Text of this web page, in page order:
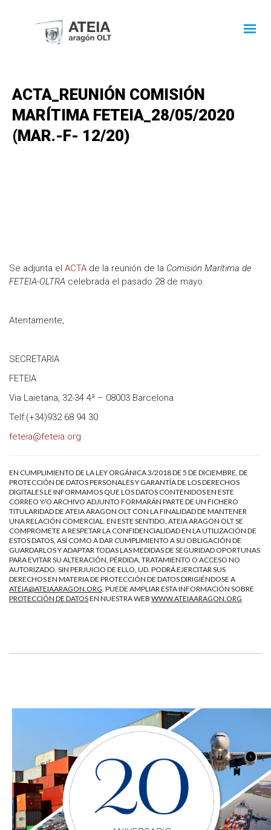
ACTA_REUNIÓN COMISIÓN
MARÍTIMA FETEIA_28/05/2020
(MAR.-F- 12/20)
Se adjunta el ACTA de la reunión de la Comisión Marítima de
FETEIA-OLTRA celebrada el pasado 28 de mayo.
Atentamente,
SECRETARIA
FETEIA
Via Laietana, 32-34 4ª – 08003 Barcelona
Telf:(+34)932 68 94 30
feteia@feteia.org
EN CUMPLIMIENTO DE LA LEY ORGÁNICA 3/2018 DE 5 DE DICIEMBRE, DE
PROTECCIÓN DE DATOS PERSONALES Y GARANTÍA DE LOS DERECHOS
DIGITALES LE INFORMAMOS QUE LOS DATOS CONTENIDOS EN ESTE
CORREO Y/O ARCHIVO ADJUNTO FORMARÁN PARTE DE UN FICHERO
TITULARIDAD DE ATEIA ARAGON OLT CON LA FINALIDAD DE MANTENER
UNA RELACIÓN COMERCIAL. EN ESTE SENTIDO, ATEIA ARAGON OLT SE
COMPROMETE A RESPETAR LA CONFIDENCIALIDAD EN LA UTILIZACIÓN DE
ESTOS DATOS, ASÍ COMO A DAR CUMPLIMIENTO A SU OBLIGACIÓN DE
GUARDARLOS Y ADAPTAR TODAS LAS MEDIDAS DE SEGURIDAD OPORTUNAS
PARA EVITAR SU ALTERACIÓN, PÉRDIDA, TRATAMIENTO O ACCESO NO
AUTORIZADO. SIN PERJUICIO DE ELLO, UD. PODRÁ EJERCITAR SUS
DERECHOS EN MATERIA DE PROTECCIÓN DE DATOS DIRIGIÉNDOSE A
ATEIA@ATEIAARAGON.ORG. PUEDE AMPLIAR ESTA INFORMACIÓN SOBRE
PROTECCIÓN DE DATOSEN NUESTRA WEB WWW.ATEIAARAGON.ORG